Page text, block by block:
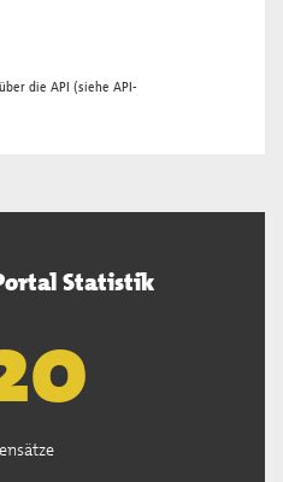
die API (siehe API-
Statistik